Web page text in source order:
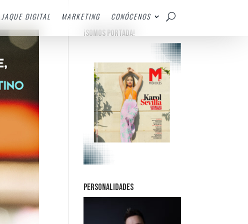
JAQUE DIGITAL MARKETING
CONÓCENOS
¡SOMOS PORTADA!
PERSONALIDADES